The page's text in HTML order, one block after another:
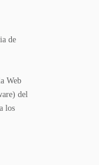
de
Web
del
los